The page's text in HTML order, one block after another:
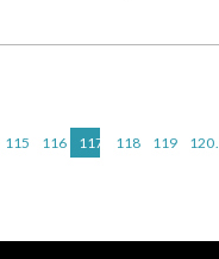
115 116 117 118 119 120